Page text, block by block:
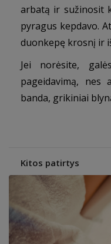
arbatą ir sužinosit
pyragus kepdavo.
duonkepę krosnį ir
Jei norėsite,
pageidavimą, nes
banda, grikiniai
Kitos patirtys